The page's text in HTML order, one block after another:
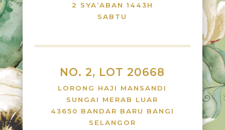
2 SYA’ABAN 1443H
SABTU
NO. 2, LOT 20668
LORONG HAJI MANSANDI
SUNGAI MERAB LUAR
43650 BANDAR BARU BANGI
SELANGOR